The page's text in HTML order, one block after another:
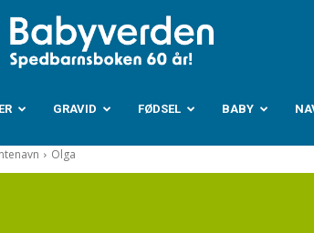
Babyverden.no
GRAVID FØDSEL BABY
Olga